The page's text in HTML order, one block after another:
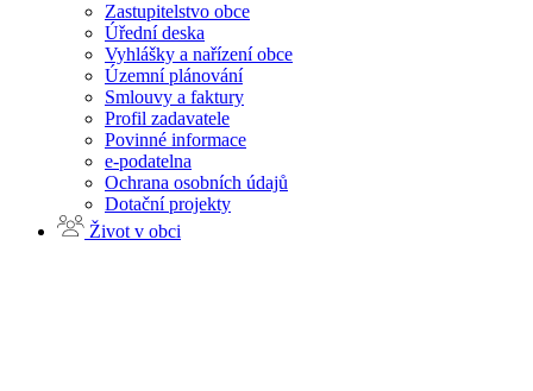
Zastupitelstvo obce
Úřední deska
Vyhlášky a nařízení obce
Územní plánování
Smlouvy a faktury
Profil zadavatele
Povinné informace
e-podatelna
Ochrana osobních údajů
Dotační projekty
Život v obci